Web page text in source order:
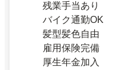
残業手当あり
バイク通勤OK
髪型髪色自由
雇用保険完備
厚生年金加入